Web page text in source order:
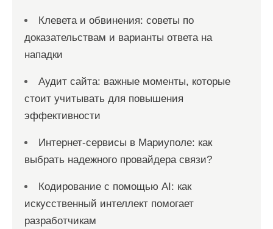
Клевета и обвинения: советы по
доказательствам и варианты ответа на
нападки
Аудит сайта: важные моменты, которые
стоит учитывать для повышения
эффективности
Интернет-сервисы в Мариуполе: как
выбрать надежного провайдера связи?
Кодирование с помощью AI: как
искусственный интеллект помогает
разработчикам